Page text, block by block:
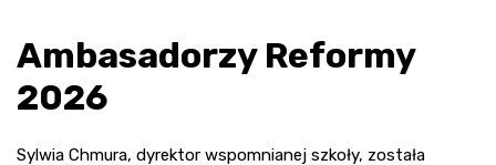
Ambasadorzy Reformy
2026
Sylwia Chmura, dyrektor wspomnianej szkoły, została